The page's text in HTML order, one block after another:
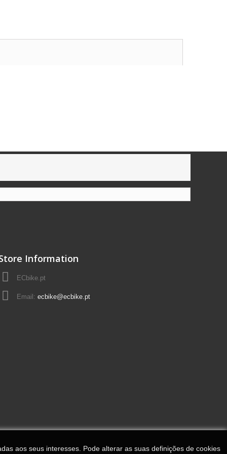
Information
ECbike.pt
Email: ecbike@ecbike.pt
aos seus interesses. Pode alterar as suas definições de cookies